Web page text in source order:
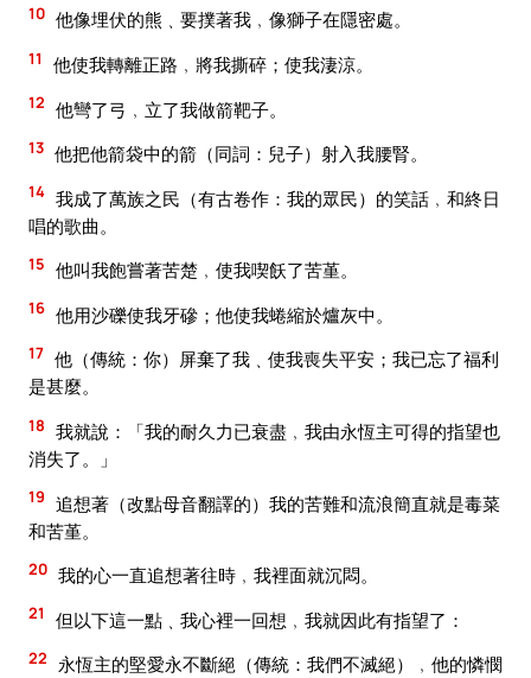
10 他像埋伏的熊﹑要撲著我﹐像獅子在隱密處。
11 他使我轉離正路﹐將我撕碎；使我淒涼。
12 他彎了弓﹐立了我做箭靶子。
13 他把他箭袋中的箭（同詞：兒子）射入我腰腎。
14 我成了萬族之民（有古卷作：我的眾民）的笑話﹐和終日
唱的歌曲。
15 他叫我飽嘗著苦楚﹐使我喫飫了苦堇。
16 他用沙礫使我牙磣；他使我蜷縮於爐灰中。
17 他（傳統：你）屏棄了我﹑使我喪失平安；我已忘了福利
是甚麼。
18 我就說：「我的耐久力已衰盡﹐我由永恆主可得的指望也
消失了。」
19 追想著（改點母音翻譯的）我的苦難和流浪簡直就是毒菜
和苦堇。
20 我的心一直追想著往時﹐我裡面就沉悶。
21 但以下這一點﹑我心裡一回想﹐我就因此有指望了：
22
永恆主的堅愛永不斷絕（傳統：我們不滅絕）﹐他的憐憫